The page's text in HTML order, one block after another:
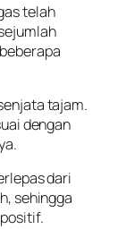
telah
tajam.
dengan
dari
sehingga